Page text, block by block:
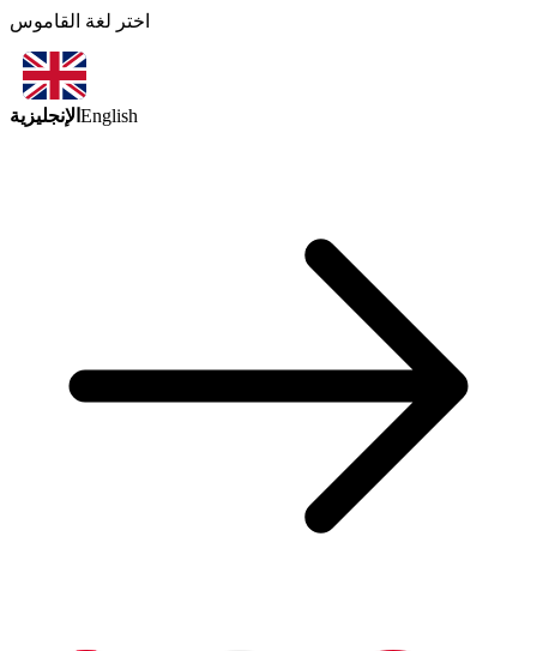
اختر لغة القاموس
الإنجليزية English